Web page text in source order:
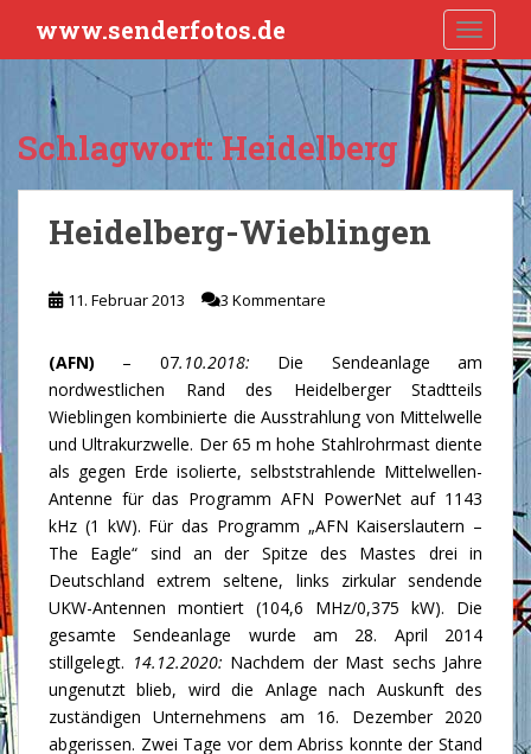
i
t
www.senderfotos.de
Schlagwort:Heidelberg
Heidelberg-Wieblingen
11. Februar 2013 3 Kommentare
(AFN) – 07.10.2018: Die Sendeanlage am
nordwestlichen Rand des Heidelberger Stadtteils
Wieblingen kombinierte die Ausstrahlung von Mittelwelle
und Ultrakurzwelle. Der 65 m hohe Stahlrohrmast diente
als gegen Erde isolierte, selbststrahlende Mittelwellen-
Antenne für das Programm AFN PowerNet auf 1143
kHz (1 kW). Für das Programm „AFN Kaiserslautern –
The Eagle“ sind an der Spitze des Mastes drei in
Deutschland extrem seltene, links zirkular sendende
UKW-Antennen montiert (104,6 MHz/0,375 kW). Die
gesamte Sendeanlage wurde am 28. April 2014
stillgelegt. 14.12.2020: Nachdem der Mast sechs Jahre
ungenutzt blieb, wird die Anlage nach Auskunft des
zuständigen Unternehmens am 16. Dezember 2020
abgerissen. Zwei Tage vor dem Abriss konnte der Stand